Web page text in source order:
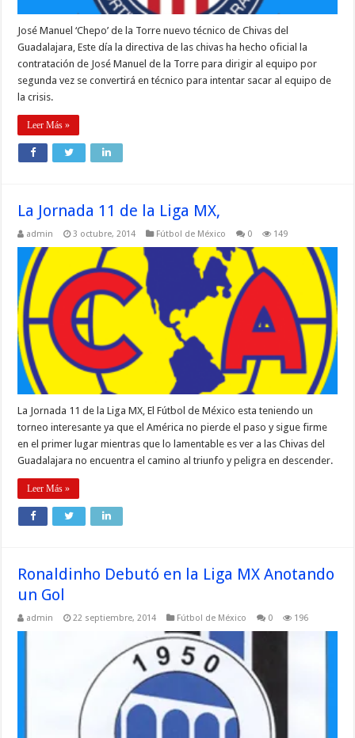
José Manuel ‘Chepo’ de la Torre nuevo técnico de Chivas del
Guadalajara, Este día la directiva de las chivas ha hecho oficial la
contratación de José Manuel de la Torre para dirigir al equipo por
segunda vez se convertirá en técnico para intentar sacar al equipo de
la crisis.
Leer Más »
La Jornada 11 de la Liga MX,
admin 3 octubre, 2014 Fútbol de México 0 149
La Jornada 11 de la Liga MX, El Fútbol de México esta teniendo un
torneo interesante ya que el América no pierde el paso y sigue firme
en el primer lugar mientras que lo lamentable es ver a las Chivas del
Guadalajara no encuentra el camino al triunfo y peligra en descender.
Leer Más »
Ronaldinho Debutó en la Liga MX Anotando
un Gol
admin 22 septiembre, 2014 Fútbol de México 0 196